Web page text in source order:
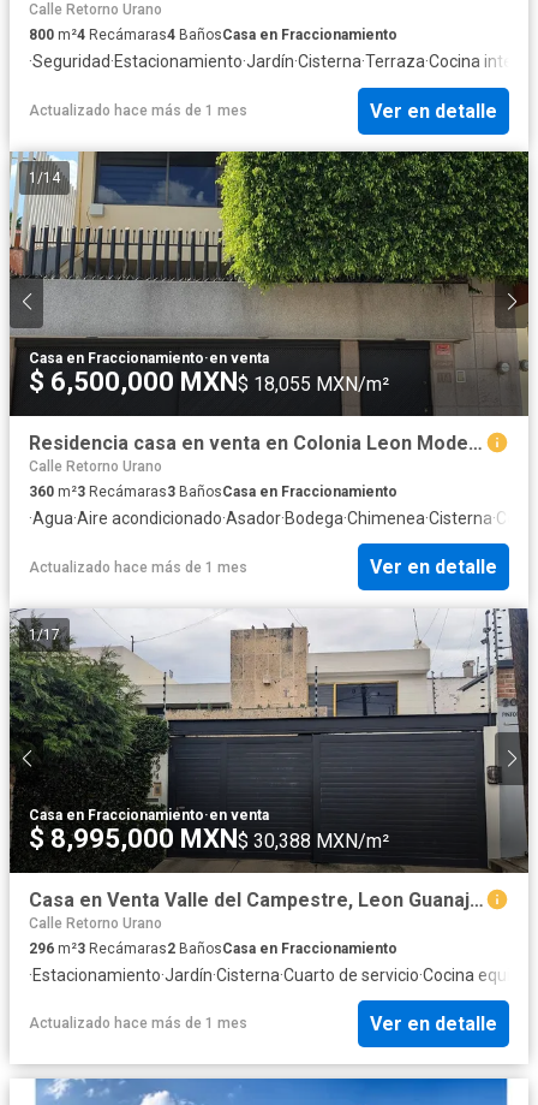
Calle Retorno Urano
800 m²4 Recámaras4 BañosCasa en Fraccionamiento
·Seguridad·Estacionamiento·Jardín·Cisterna·Terraza·Cocina
Actualizado hace más de 1 mes Ver en detalle
1 /14
Casa en Fraccionamiento·en venta
$ 6,500,000 MXN$ 18,055 MXN/m²
Residencia casa en venta en Colonia Leon Moderno Leon Guanajuato Mexico
Calle Retorno Urano
360 m²3 Recámaras3 BañosCasa en Fraccionamiento
·Agua·Aire acondicionado·Asador·Bodega·Chimenea·Cisterna·
Actualizado hace más de 1 mes Ver en detalle
1/17
Casa en Fraccionamiento·en venta
$ 8,995,000 MXN$ 30,388 MXN/m²
Casa en Venta Valle del Campestre, Leon Guanajuato
Calle Retorno Urano
296 m²3 Recámaras2 BañosCasa en Fraccionamiento
·Estacionamiento·Jardín·Cisterna·Cuarto de servicio·Cocina
Actualizado hace más de 1 mes Ver en detalle